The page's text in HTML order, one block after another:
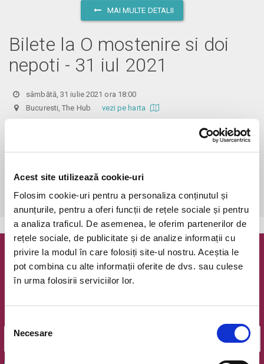
Acest site utilizează cookie-uri
Folosim cookie-uri pentru a personaliza conținutul și
anunțurile, pentru a oferi funcții de rețele sociale și pentru
a analiza traficul. De asemenea, le oferim partenerilor de
rețele sociale, de publicitate și de analize informații cu
privire la modul în care folosiți site-ul nostru. Aceștia le
pot combina cu alte informații oferite de dvs. sau culese
în urma folosirii serviciilor lor.
consimțământului
Necesare
MAI MULTE DETALII
Bilete la O mostenire si doi
nepoti - 31 iul 2021
sâmbătă, 31 iulie 2021 ora 18:00
Bucuresti, The Hub vezi pe harta
În funcție de ora de începere, accesul în sală se poate face cu o
oră / cu 40 minute mai devreme, fiind permis cu până la 10 minute
Informații suplimentare, la nr. de telefon 0773 825 249.
Newsletter @ Bilete.ro